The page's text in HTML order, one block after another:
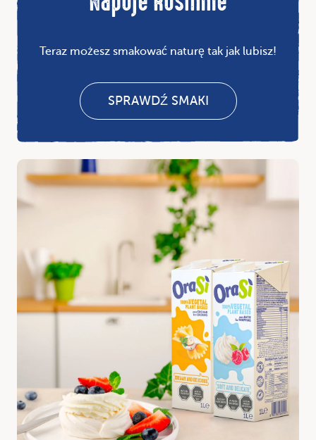
Napoje Roślinne
Teraz możesz smakować naturę tak jak lubisz!
SPRAWDŹ SMAKI